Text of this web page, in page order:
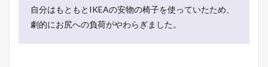
自分はもともとIKEAの安物の椅子を使っていたため、
劇的にお尻への負荷がやわらぎました。